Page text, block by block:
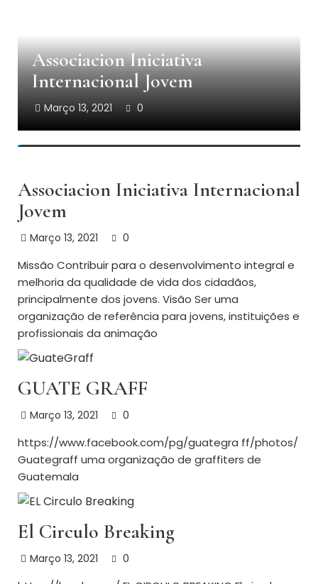
Associacion Iniciativa
Internacional Jovem
Março 13, 2021 0
Associacion Iniciativa Internacional
Jovem
Março 13, 2021 0
Missão Contribuir para o desenvolvimento integral e
melhoria da qualidade de vida dos cidadãos,
principalmente dos jovens. Visão Ser uma
organização de referência para jovens, instituições e
profissionais da animação
GUATE GRAFF
Março 13, 2021 0
https://www.facebook.com/pg/guategra ff/photos/
Guategraff uma organização de graffiters de
Guatemala
El Circulo Breaking
Março 13, 2021 0